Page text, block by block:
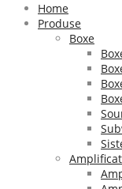
Home
Produse
Boxe